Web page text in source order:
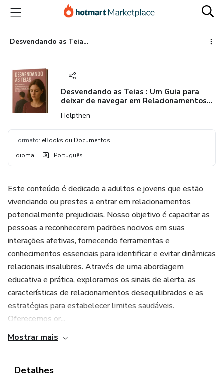
para
conteúdo
principal
para
pagamento
para
rodapé
Desvendando as Teias : Um Guia para deixar de navegar em Relacionamentos Tóxicos
Desvendando as Teias : Um Guia para
deixar de navegar em Relacionamentos
Helpthen
Formato: eBooks ou Documentos
Idioma: Português
Este conteúdo é dedicado a adultos e jovens que estão
vivenciando ou prestes a entrar em relacionamentos
potencialmente prejudiciais. Nosso objetivo é capacitar as
pessoas a reconhecerem padrões nocivos em suas
interações afetivas, fornecendo ferramentas e
conhecimentos essenciais para identificar e evitar dinâmicas
relacionais insalubres. Através de uma abordagem
educativa e prática, exploramos os sinais de alerta, as
características de relacionamentos desequilibrados e as
estratégias para estabelecer limites saudáveis.
Oferecemos or...
Mostrar mais
Detalhes